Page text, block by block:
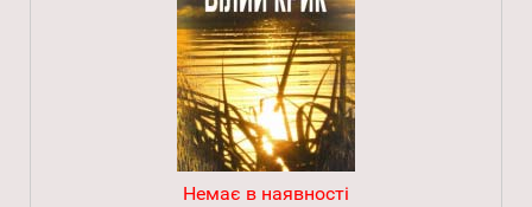
Немає в наявності